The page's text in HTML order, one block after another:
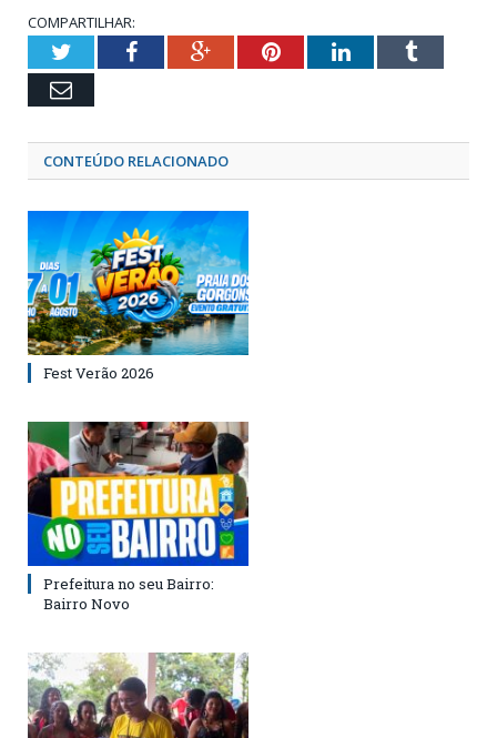
COMPARTILHAR:
TwitterFacebookGoogle+PinterestLinkedInTumblr
Email
CONTEÚDO RELACIONADO
Fest Verão 2026
Prefeitura no seu Bairro:
Bairro Novo